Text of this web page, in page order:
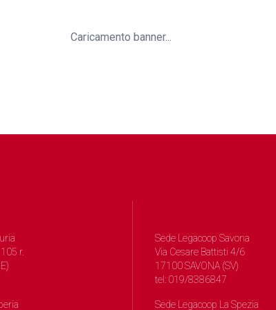
Caricamento banner...
r.
Sede Legacoop Savona
Via Cesare Battisti 4/6
17100 SAVONA (SV)
tel: 019/8386847
Sede Legacoop La Spezia